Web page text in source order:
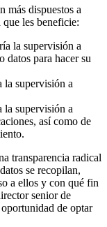
más dispuestos a
les beneficie:
la supervisión a
datos para hacer su
la supervisión a
la supervisión a
así como de
transparencia radical
se recopilan,
a ellos y con qué fin
senior de
de optar